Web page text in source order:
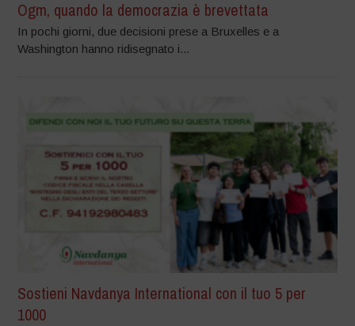
Ogm, quando la democrazia è brevettata
In pochi giorni, due decisioni prese a Bruxelles e a
Washington hanno ridisegnato i...
Sostieni Navdanya International con il tuo 5 per
1000